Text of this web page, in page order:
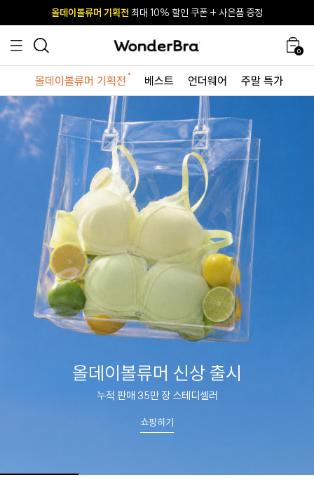
사이즈 무료 교환 서비스
올데이볼류머 기획전 최대 10% 할인 쿠폰 + 사은품 증정
사이즈 무료 교환 서비스
올데이볼류머 기획전 최대 10% 할인 쿠폰 + 사은품 증정
0
올데이볼류머 기획전 베스트 언더웨어 주말 특가
스킨팔레트
피부에 스며드는 부드러움
쇼핑하기